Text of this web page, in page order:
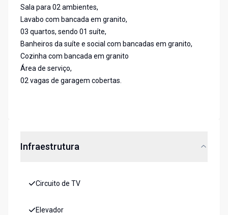
Sala para 02 ambientes,
Lavabo com bancada em granito,
03 quartos, sendo 01 suíte,
Banheiros da suíte e social com bancadas em granito,
Cozinha com bancada em granito
Área de serviço,
02 vagas de garagem cobertas.
Infraestrutura
Circuito de TV
Elevador